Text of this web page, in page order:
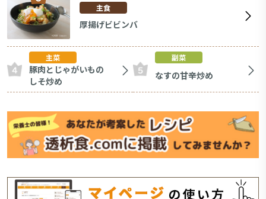
主食
厚揚げビビンバ
主菜
豚肉とじゃがいもの
しそ炒め
副菜
なすの甘辛炒め